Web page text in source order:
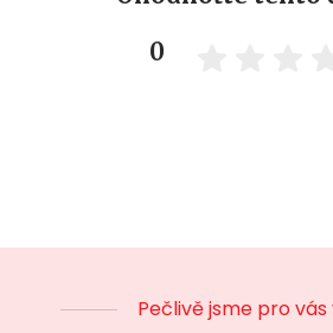
0
Pečlivě jsme pro